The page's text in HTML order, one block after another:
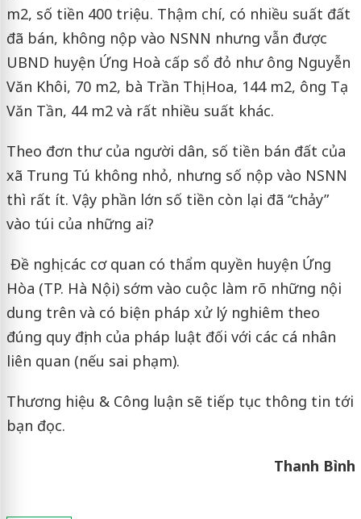
m2, số tiền 400 triệu. Thậm chí, có nhiều suất đất
đã bán, không nộp vào NSNN nhưng vẫn được
UBND huyện Ứng Hoà cấp sổ đỏ như ông Nguyễn
Văn Khôi, 70 m2, bà Trần Thị Hoa, 144 m2, ông Tạ
Văn Tần, 44 m2 và rất nhiều suất khác.
Theo đơn thư của người dân, số tiền bán đất của
xã Trung Tú không nhỏ, nhưng số nộp vào NSNN
thì rất ít. Vậy phần lớn số tiền còn lại đã “chảy”
vào túi của những ai?
Đề nghị các cơ quan có thẩm quyền huyện Ứng
Hòa (TP. Hà Nội) sớm vào cuộc làm rõ những nội
dung trên và có biện pháp xử lý nghiêm theo
đúng quy định của pháp luật đối với các cá nhân
liên quan (nếu sai phạm).
Thương hiệu & Công luận sẽ tiếp tục thông tin tới
bạn đọc.
Thanh Bình